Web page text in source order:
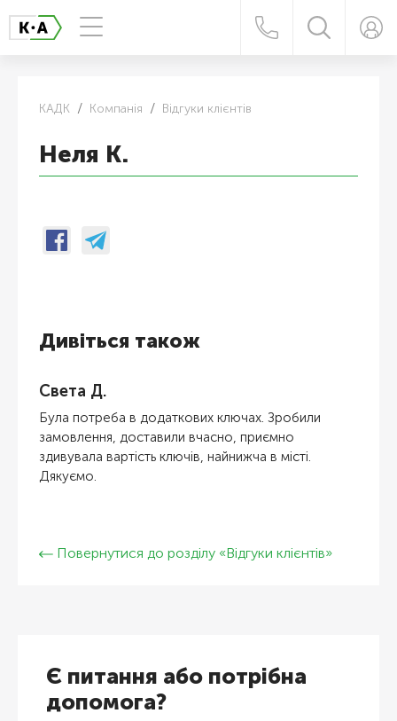
КАДК Компанія Відгуки клієнтів
Неля К.
Дивіться також
Света Д.
Була потреба в додаткових ключах. Зробили
замовлення, доставили вчасно, приємно
здивувала вартість ключів, найнижча в місті.
Дякуємо.
Повернутися до розділу «Відгуки клієнтів»
Є питання або потрібна
допомога?